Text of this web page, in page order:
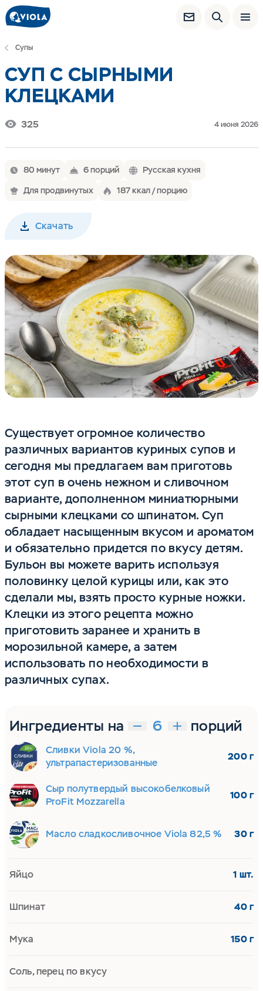
Супы
СУП С СЫРНЫМИ
КЛЕЦКАМИ
325 4 июня 2026
80 минут 6 порций
Русская кухня
Для продвинутых
187 ккал / порцию
Скачать
Существует огромное количество
различных вариантов куриных супов и
сегодня мы предлагаем вам приготовь
этот суп в очень нежном и сливочном
варианте, дополненном миниатюрными
сырными клецками со шпинатом. Суп
обладает насыщенным вкусом и ароматом
и обязательно придется по вкусу детям.
Бульон вы можете варить используя
половинку целой курицы или, как это
сделали мы, взять просто курные ножки.
Клецки из этого рецепта можно
приготовить заранее и хранить в
морозильной камере, а затем
использовать по необходимости в
различных супах.
Ингредиенты на порций
Сливки Viola 20 %,
ультрапастеризованные
200 г
Сыр полутвердый высокобелковый
ProFit Mozzarella
100 г
Масло сладкосливочное Viola 82,5 % 30 г
Яйцо 1 шт.
Шпинат 40 г
Мука 150 г
Соль, перец по вкусу